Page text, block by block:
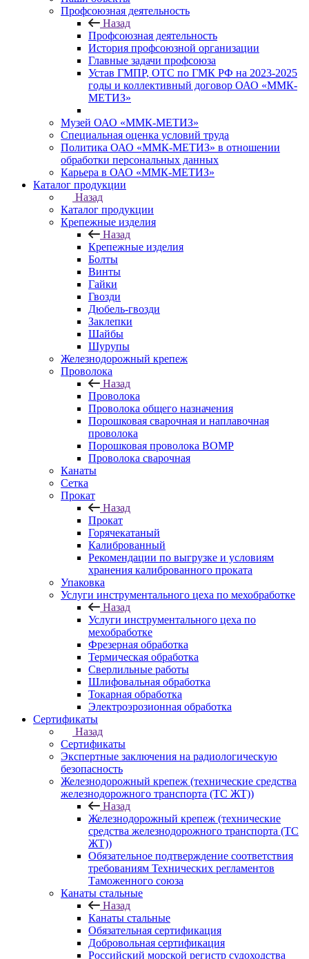
Профсоюзная деятельность
Назад
Профсоюзная деятельность
История профсоюзной организации
Главные задачи профсоюза
Устав ГМПР, ОТС по ГМК РФ на 2023-2025
годы и коллективный договор ОАО «ММК-
МЕТИЗ»
Музей ОАО «ММК-МЕТИЗ»
Специальная оценка условий труда
Политика ОАО «ММК-МЕТИЗ» в отношении
обработки персональных данных
Карьера в ОАО «ММК-МЕТИЗ»
Каталог продукции
Назад
Каталог продукции
Крепежные изделия
Назад
Крепежные изделия
Болты
Винты
Гайки
Гвозди
Дюбель-гвозди
Заклепки
Шайбы
Шурупы
Железнодорожный крепеж
Проволока
Назад
Проволока
Проволока общего назначения
Порошковая сварочная и наплавочная
проволока
Порошковая проволока ВОМР
Проволока сварочная
Канаты
Сетка
Прокат
Назад
Прокат
Горячекатаный
Калиброванный
Рекомендации по выгрузке и условиям
хранения калиброванного проката
Упаковка
Услуги инструментального цеха по мехобработке
Назад
Услуги инструментального цеха по
мехобработке
Фрезерная обработка
Термическая обработка
Сверлильные работы
Шлифовальная обработка
Токарная обработка
Электроэрозионная обработка
Сертификаты
Назад
Сертификаты
Экспертные заключения на радиологическую
безопасность
Железнодорожный крепеж (технические средства
железнодорожного транспорта (ТС ЖТ))
Назад
Железнодорожный крепеж (технические
средства железнодорожного транспорта (ТС
ЖТ))
Обязательное подтверждение соответствия
требованиям Технических регламентов
Таможенного союза
Канаты стальные
Назад
Канаты стальные
Обязательная сертификация
Добровольная сертификация
Российский морской регистр судоходства